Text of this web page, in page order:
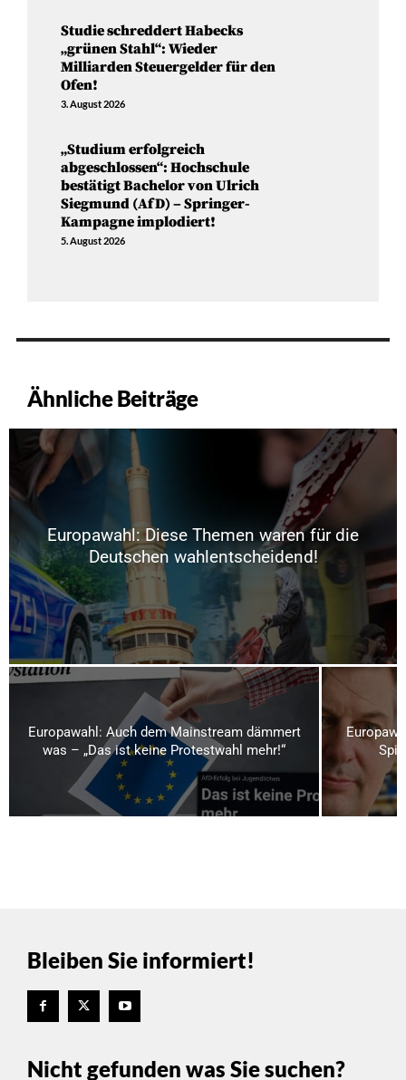
Studie schreddert Habecks
„grünen Stahl“: Wieder
Milliarden Steuergelder für den
Ofen!
3. August 2026
„Studium erfolgreich
abgeschlossen“: Hochschule
bestätigt Bachelor von Ulrich
Siegmund (AfD) – Springer-
Kampagne implodiert!
5. August 2026
Ähnliche Beiträge
Europawahl: Diese Themen waren für die
Deutschen wahlentscheidend!
Europawahl: Auch dem Mainstream dämmert
was – „Das ist keine Protestwahl mehr!“
Bleiben Sie informiert!
Nicht gefunden was Sie suchen?